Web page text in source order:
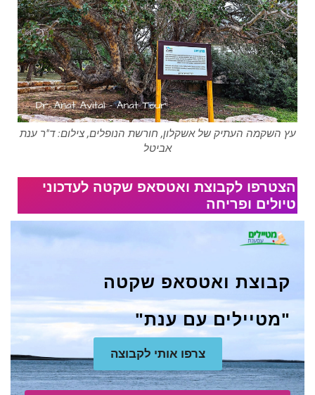
עץ השקמה העתיק של אשקלון, חורשת הנופלים, צילום: ד"ר ענת
אביטל
הצטרפו לקבוצת ואטסאפ שקטה לעדכוני
טיולים ופריחה
קבוצת ואטסאפ שקטה
"מטיילים עם ענת"
צרפו אותי לקבוצה